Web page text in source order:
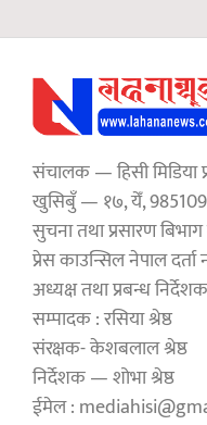
संचालक — हिसी मिडिया
खुसिबुँ — १७, येँ,
सुचना तथा प्रसारण
प्रेस काउन्सिल नेपाल
अध्यक्ष तथा प्रबन्ध
सम्पादक : रसिया श्रेष्ठ
संरक्षक- केशबलाल श्रेष्ठ
निर्देशक — शोभा श्रेष्ठ
ईमेल :